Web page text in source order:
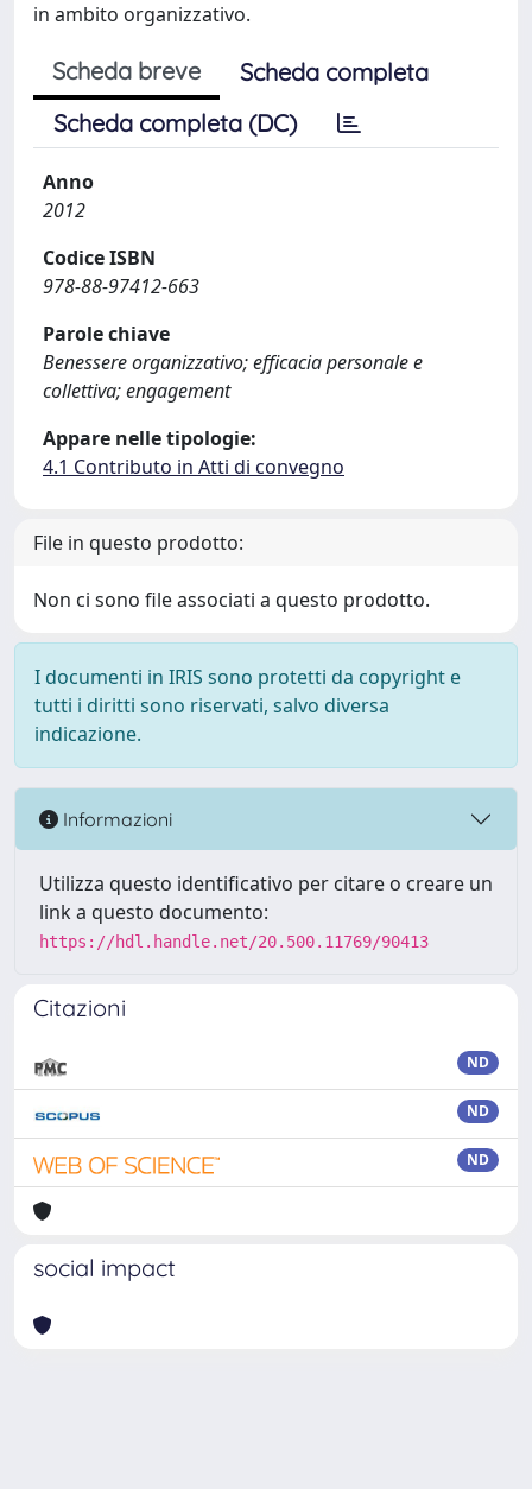
in ambito organizzativo.
Scheda breve
Scheda completa
Scheda completa (DC)
Anno
2012
Codice ISBN
978-88-97412-663
Parole chiave
Benessere organizzativo; efficacia personale e
collettiva; engagement
Appare nelle tipologie:
4.1 Contributo in Atti di convegno
File in questo prodotto:
Non ci sono file associati a questo prodotto.
I documenti in IRIS sono protetti da copyright e
tutti i diritti sono riservati, salvo diversa
indicazione.
Informazioni
Utilizza questo identificativo per citare o creare un
link a questo documento:
https://hdl.handle.net/20.500.11769/90413
Citazioni
ND
ND
ND
social impact